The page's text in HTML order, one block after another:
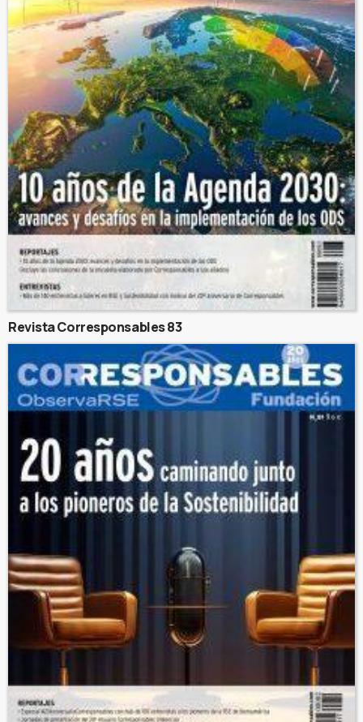
Revista Corresponsables 83